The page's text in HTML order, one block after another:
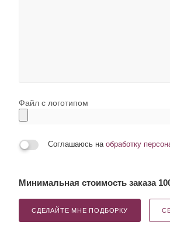
Файл с логотипом
Соглашаюсь на обработку
Минимальная стоимость заказа
СДЕЛАЙТЕ МНЕ ПОДБОРКУ